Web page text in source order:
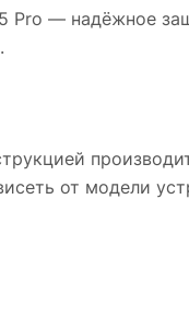
Pro — надёжное
от модели